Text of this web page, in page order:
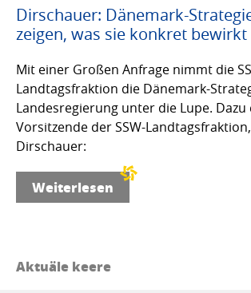
Dirschauer: Dänemark-
zeigen, was sie konkret bewirkt
Mit einer Großen Anfrage nimmt die
Landtagsfraktion die Dänemark-
Landesregierung unter die Lupe.
Vorsitzende der SSW-
Dirschauer:
Weiterlesen
Aktuäle keere